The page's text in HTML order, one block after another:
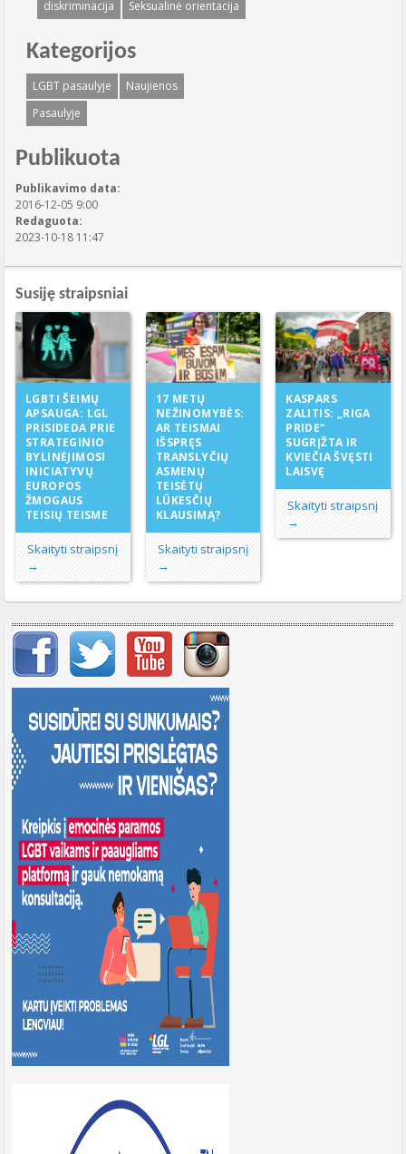
diskriminacija
Seksualinė orientacija
Kategorijos
LGBT pasaulyje
Naujienos
Pasaulyje
Publikuota
Publikavimo data:
2016-12-05 9:00
Redaguota:
2023-10-18 11:47
Susiję straipsniai
LGBTI ŠEIMŲ
APSAUGA: LGL
PRISIDEDA PRIE
STRATEGINIO
BYLINĖJIMOSI
INICIATYVŲ
EUROPOS
ŽMOGAUS
TEISIŲ TEISME
Skaityti straipsnį
→
17 METŲ
NEŽINOMYBĖS:
AR TEISMAI
IŠSPRĘS
TRANSLYČIŲ
ASMENŲ
TEISĖTŲ
LŪKESČIŲ
KLAUSIMĄ?
Skaityti straipsnį
→
KASPARS
ZALITIS: „RIGA
PRIDE“
SUGRĮŽTA IR
KVIEČIA ŠVĘSTI
LAISVĘ
Skaityti straipsnį
→
Svarbių įrašų meniu